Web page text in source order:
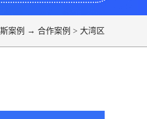
案例 → 合作案例 > 大湾区